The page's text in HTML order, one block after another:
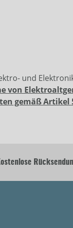
und
von
gemäß Artikel